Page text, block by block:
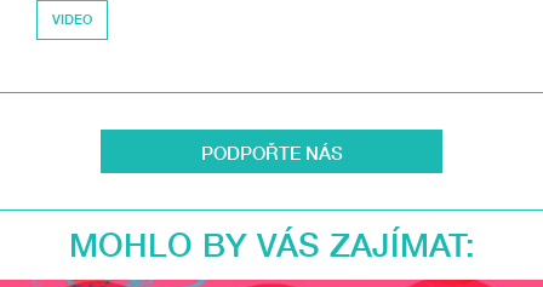
VIDEO
PODPOŘTE NÁS
MOHLO BY VÁS ZAJÍMAT: